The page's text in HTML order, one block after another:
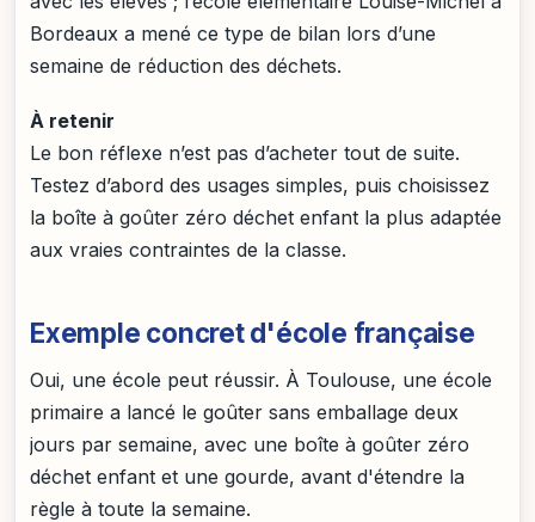
Bordeaux a mené ce type de bilan lors d’une
semaine de réduction des déchets.
À retenir
Le bon réflexe n’est pas d’acheter tout de suite.
Testez d’abord des usages simples, puis choisissez
la boîte à goûter zéro déchet enfant la plus adaptée
aux vraies contraintes de la classe.
Exemple concret d'école française
Oui, une école peut réussir. À Toulouse, une école
primaire a lancé le goûter sans emballage deux
jours par semaine, avec une boîte à goûter zéro
déchet enfant et une gourde, avant d'étendre la
règle à toute la semaine.